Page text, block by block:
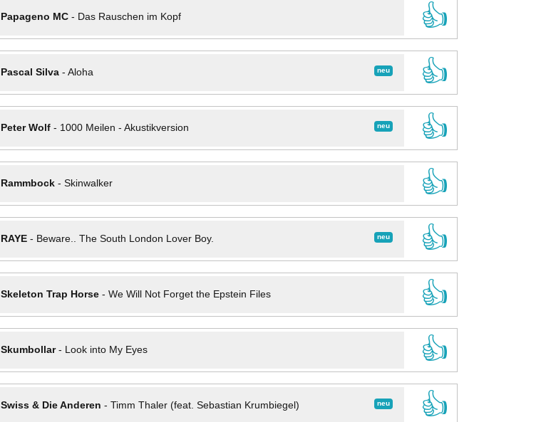
Papageno MC- Das Rauschen im Kopf
👍
neu
Pascal Silva- Aloha
👍
neu
Peter Wolf- 1000 Meilen - Akustikversion
👍
Rammbock- Skinwalker
👍
neu
RAYE- Beware.. The South London Lover Boy.
👍
Skeleton Trap Horse- We Will Not Forget the Epstein Files
👍
Skumbollar- Look into My Eyes
👍
neu
Swiss & Die Anderen - Timm Thaler (feat. Sebastian Krumbiegel)
👍